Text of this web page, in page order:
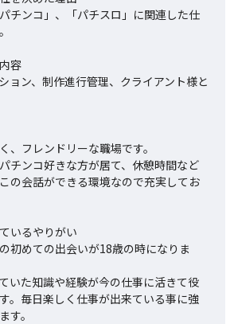
チンコ」、「パチスロ」に関連した仕
容
ョン、制作進行管理、クライアント様と
、フレンドリーな職場です。
チンコ好きな方が居て、休憩時間など
の会話ができる環境なので充実してお
いるやりがい
初めての出会いが18歳の時になりま
いた知識や経験が今の仕事に活きて役
。毎日楽しく仕事が出来ている事に強
す。